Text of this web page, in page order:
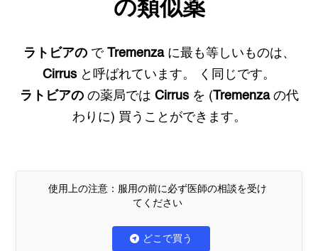
の類似薬
ラトビアので Tremenzaに最も等しいものは、
Cirrus と呼ばれています。
く同じです。
ラトビアのの薬局では Cirrusを (Tremenzaの代
わりに) 買うことができます。
使用上の注意：服用の前に必ず医師の相談を受け
てください
どこで買う